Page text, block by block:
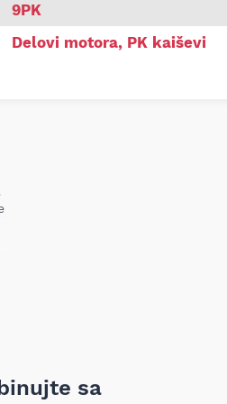
9PK
Delovi motora, PK kaiševi
sa